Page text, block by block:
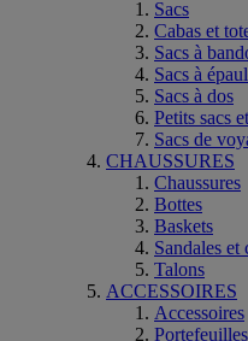
Sacs
Cabas et
Sacs à
Sacs à
Sacs à dos
Petits sacs
Sacs de
CHAUSSURES
Chaussures
Bottes
Baskets
Sandales et
Talons
ACCESSOIRES
Accessoires